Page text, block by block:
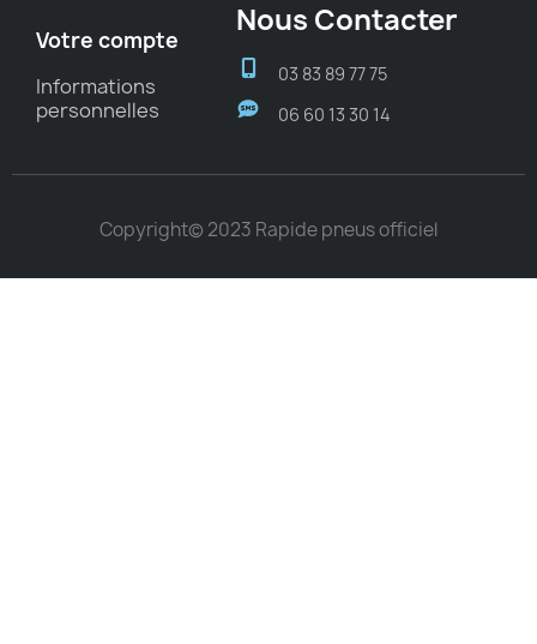
Votre compte
Informations
personnelles
Nous Contacter
03 83 89 77 75
06 60 13 30 14
Copyright© 2023 Rapide pneus officiel